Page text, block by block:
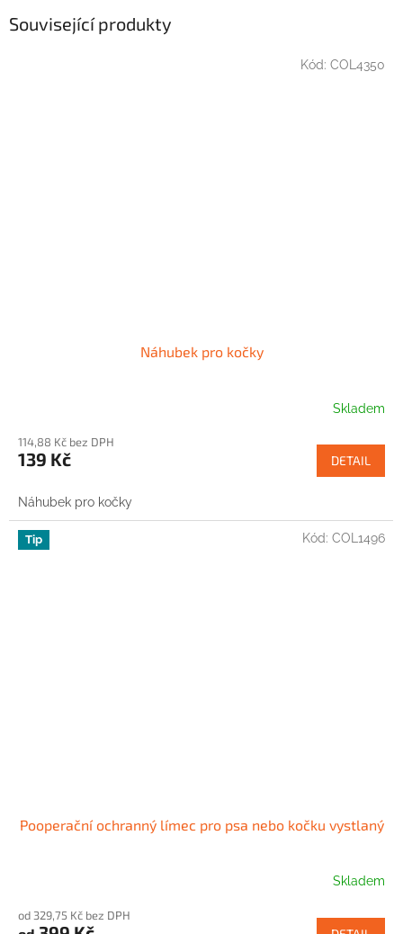
Související produkty
Náhubek pro kočky
Skladem
114,88 Kč bez DPH
139 Kč DETAIL
Náhubek pro kočky
Kód: COL4350
Tip
Pooperační ochranný límec pro psa nebo kočku vystlaný
Skladem
od 329,75 Kč bez DPH
Kód: COL1496